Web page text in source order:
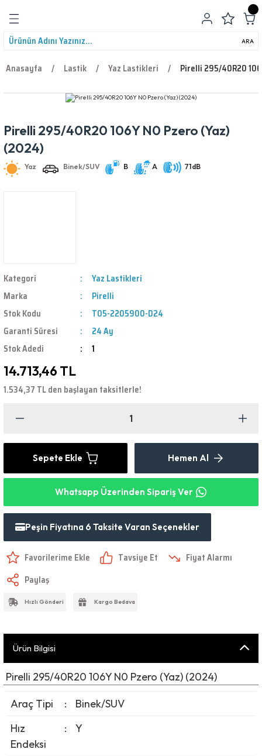
ARA
Anasayfa Lastik Yaz Lastikleri Pirelli 295/40R20
Pirelli 295/40R20 106Y N0 Pzero (Yaz)
(2024)
Kategori
Yaz Lastikleri
Marka
Pirelli
Stok Kodu
T05-2205900-D24
Garanti Süresi
24 Ay
Stok Adedi
1
14.713,46 TL
1.534,37 TL den başlayan taksitlerle!
Sepete Ekle Hemen Al
Whatsapp Üzerinden Sipariş Ver
Peşin Fiyatına 6 Taksite Varan Seçenekler
Tavsiye Et
Fiyat Alarmı
Paylaş
Hızlı Gönderi Kargo Bedava
Ürün Bilgisi
Pirelli 295/40R20 106Y N0 Pzero (Yaz) (2024)
Araç Tipi
:
Binek/SUV
Hız
Endeksi
: Y